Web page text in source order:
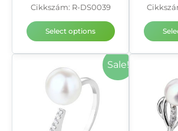
Cikkszám: R-DS0039
Select options
Sale!